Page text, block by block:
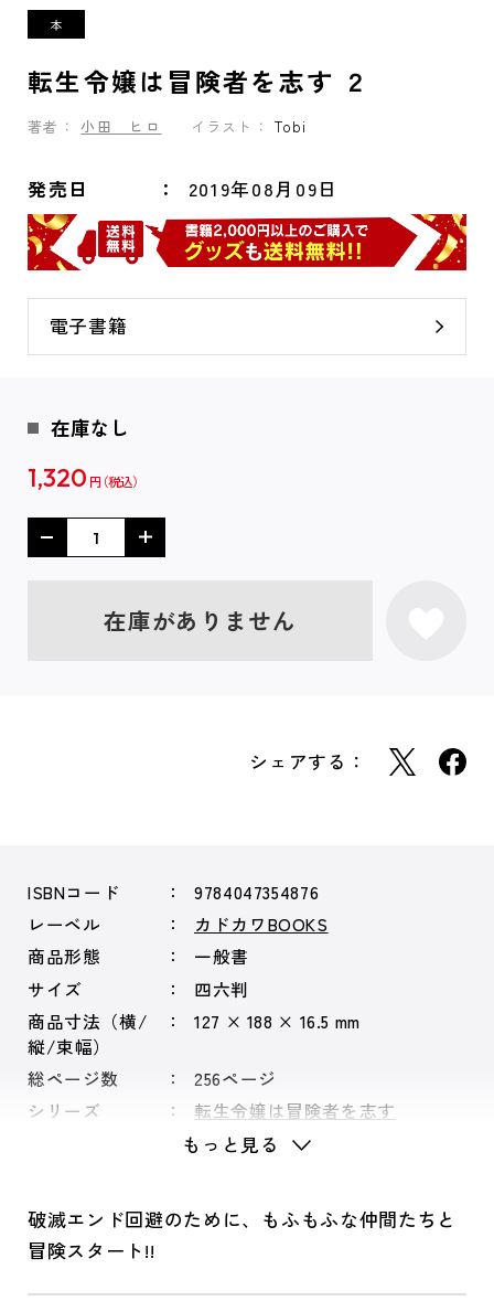
転生令嬢は冒険者を志す ２
著者： 小田 ヒロ イラスト： Tobi
発売日 2019年08月09日
電子書籍
在庫なし
1,320 円
在庫がありません
シェアする：
ISBNコード
9784047354876
レーベル
カドカワBOOKS
商品形態
一般書
サイズ
四六判
商品寸法（横/
縦/束幅）
127 × 188 × 16.5 mm
総ページ数
256ページ
シリーズ
転生令嬢は冒険者を志す
もっと見る
破滅エンド回避のために、もふもふな仲間たちと
冒険スタート!!